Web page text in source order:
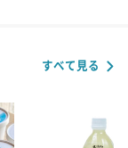
すべて見る